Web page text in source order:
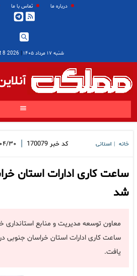
درباره ما تماس با ما
شنبه ۱۷ مرداد ۱۴۰۵ |
2026 August 8
خانه استانی کد خبر 170079
| ۱۴۰۴/
ساعت کاری ادارات استان
شد
معاون توسعه مدیریت و منابع
ساعت کاری ادارات استان خراسان جنوبی
یافت.